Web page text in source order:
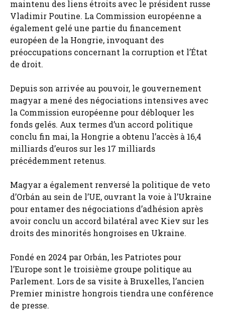
maintenu des liens étroits avec le président russe
Vladimir Poutine. La Commission européenne a
également gelé une partie du financement
européen de la Hongrie, invoquant des
préoccupations concernant la corruption et l’État
de droit.
Depuis son arrivée au pouvoir, le gouvernement
magyar a mené des négociations intensives avec
la Commission européenne pour débloquer les
fonds gelés. Aux termes d’un accord politique
conclu fin mai, la Hongrie a obtenu l’accès à 16,4
milliards d’euros sur les 17 milliards
précédemment retenus.
Magyar a également renversé la politique de veto
d’Orbán au sein de l’UE, ouvrant la voie à l’Ukraine
pour entamer des négociations d’adhésion après
avoir conclu un accord bilatéral avec Kiev sur les
droits des minorités hongroises en Ukraine.
Fondé en 2024 par Orbán, les Patriotes pour
l’Europe sont le troisième groupe politique au
Parlement. Lors de sa visite à Bruxelles, l’ancien
Premier ministre hongrois tiendra une conférence
de presse.